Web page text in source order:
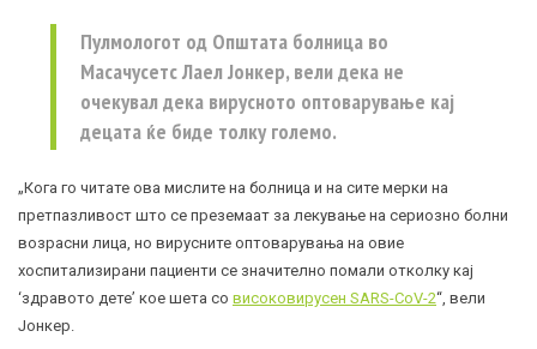
Пулмологот од Општата болница во
Масачусетс Лаел Јонкер, вели дека не
очекувал дека вирусното оптоварување кај
децата ќе биде толку големо.
„Кога го читате ова мислите на болница и на сите мерки на
претпазливост што се преземаат за лекување на сериозно болни
возрасни лица, но вирусните оптоварувања на овие
хоспитализирани пациенти се значително помали отколку кај
‘здравото дете’ кое шета со високовирусен SARS-CoV-2“, вели
Јонкер.